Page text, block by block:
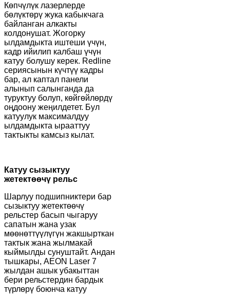
Көпчүлүк лазерлерде
бөлүктөрү жука кабыкчага
байланган алкакты
колдонушат. Жогорку
ылдамдыкта иштеши үчүн,
кадр ийилип калбаш үчүн
катуу болушу керек. Redline
сериясынын күчтүү кадры
бар, ал каптал панели
алынып салынганда да
туруктуу болуп, көйгөйлөрдү
оңдоону жеңилдетет. Бул
катуулук максималдуу
ылдамдыкта ырааттуу
тактыкты камсыз кылат.
Катуу сызыктуу
жетектөөчү рельс
Шарлуу подшипниктери бар
сызыктуу жетектөөчү
рельстер басып чыгаруу
сапатын жана узак
мөөнөттүүлүгүн жакшырткан
тактык жана жылмакай
кыймылды сунуштайт. Андан
тышкары, AEON Laser 7
жылдан ашык убакыттан
бери рельстердин бардык
түрлөрү боюнча катуу